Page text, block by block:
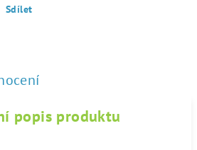
Sdílet
popis produktu